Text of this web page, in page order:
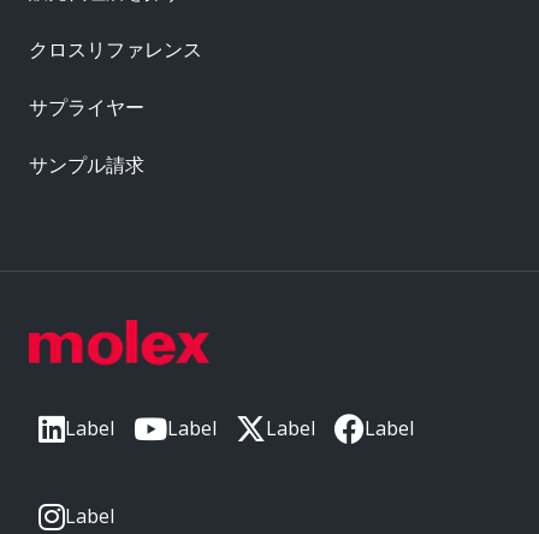
Label Label Label Label
Label
クロスリファレンス
サプライヤー
サンプル請求